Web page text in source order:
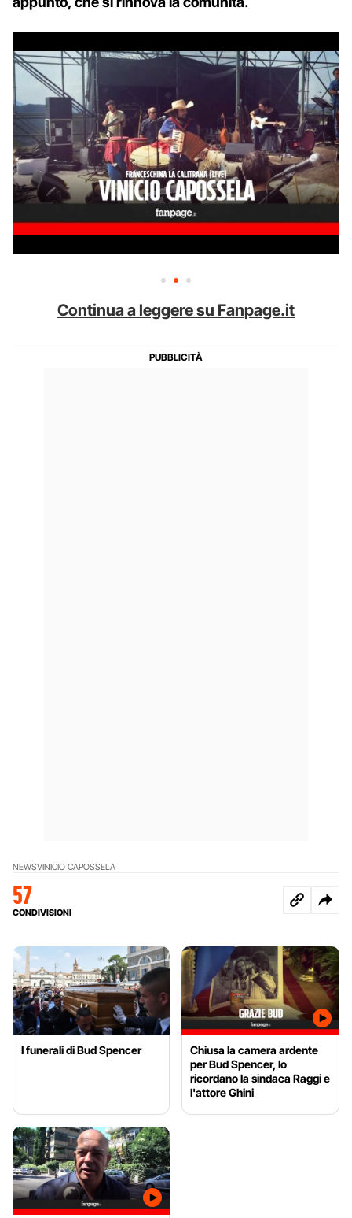
Continua a leggere su Fanpage.it
NEWSVINICIO CAPOSSELA
57
CONDIVISIONI
I funerali di Bud Spencer
Chiusa la camera ardente
per Bud Spencer, lo
ricordano la sindaca Raggi e
l'attore Ghini